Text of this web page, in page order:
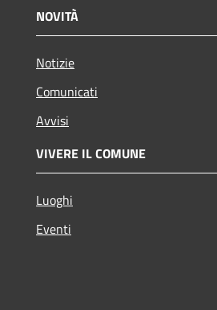
NOVITÀ
Notizie
Comunicati
Avvisi
VIVERE IL COMUNE
Luoghi
Eventi